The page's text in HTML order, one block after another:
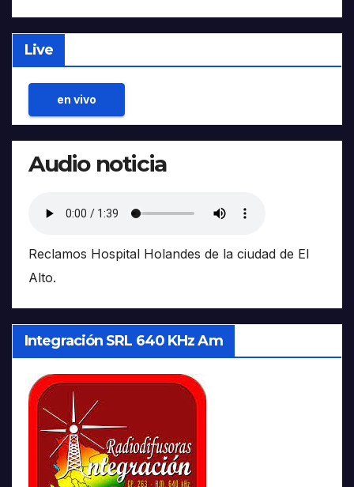
Live
en vivo
Audio noticia
Reclamos Hospital Holandes de la ciudad de El
Alto.
Integración SRL 640 KHz Am